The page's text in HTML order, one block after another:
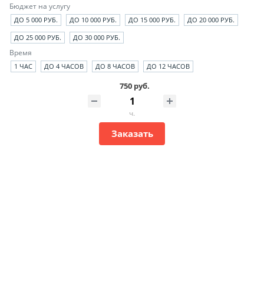
Бюджет на услугу
ДО 5 000 РУБ. ДО 10 000 РУБ. ДО 15 000 РУБ.
ДО 20 000 РУБ.
ДО 25 000 РУБ.
ДО 30 000 РУБ.
Время
1 ЧАС ДО 4 ЧАСОВ ДО 8 ЧАСОВ ДО 12 ЧАСОВ
750 руб.
ч.
Заказать